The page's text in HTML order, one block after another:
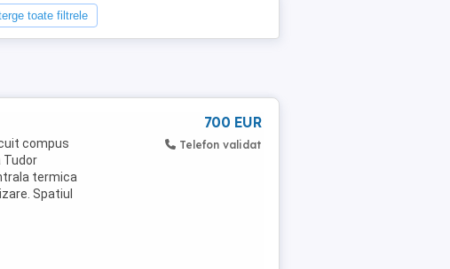
toate filtrele
compus
Tudor
termica
Spatiul
700 EUR
Telefon validat